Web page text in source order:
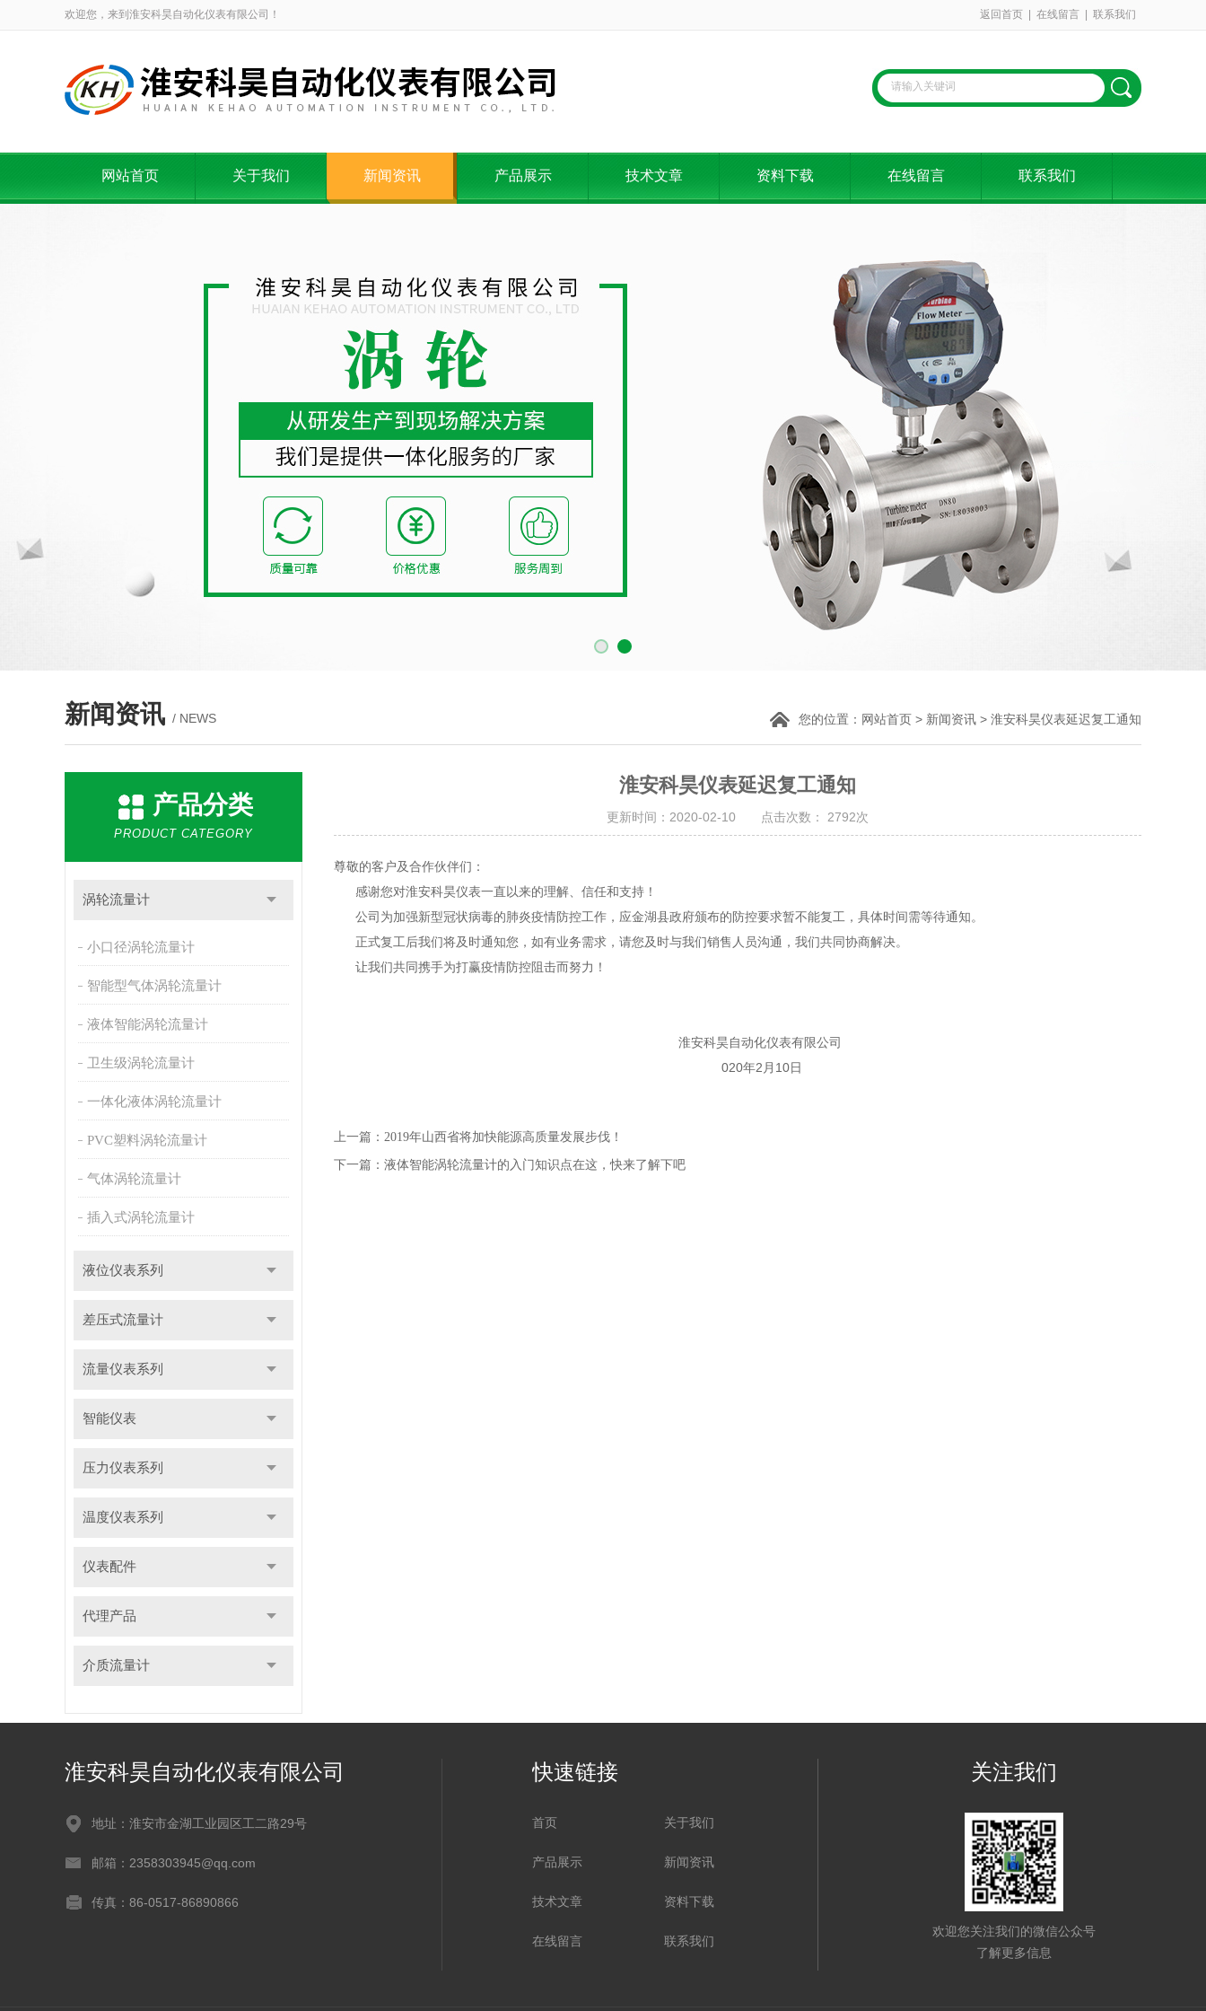
欢迎您，来到淮安科昊自动化仪表有限公司！ 返回首页 在线留言 联系我们
网站首页 关于我们 新闻资讯 产品展示 技术文章 资料下载 在线留言 联系我们
新闻资讯 / NEWS 您的位置： 网站首页 > 新闻资讯 > 淮安科昊仪表延迟复工通知
产品分类
PRODUCT CATEGORY
涡轮流量计
小口径涡轮流量计
智能型气体涡轮流量计
液体智能涡轮流量计
卫生级涡轮流量计
一体化液体涡轮流量计
PVC塑料涡轮流量计
气体涡轮流量计
插入式涡轮流量计
液位仪表系列
差压式流量计
流量仪表系列
智能仪表
压力仪表系列
温度仪表系列
仪表配件
代理产品
介质流量计
淮安科昊仪表延迟复工通知
更新时间：2020-02-10 点击次数： 2792次
尊敬的客户及合作伙伴们：
感谢您对淮安科昊仪表一直以来的理解、信任和支持！
公司为加强新型冠状病毒的肺炎疫情防控工作，应金湖县政府颁布的防控要求暂不能复工，具体时间需等待通知。
正式复工后我们将及时通知您，如有业务需求，请您及时与我们销售人员沟通，我们共同协商解决。
让我们共同携手为打赢疫情防控阻击而努力！
淮安科昊自动化仪表有限公司
020年2月10日
上一篇： 2019年山西省将加快能源高质量发展步伐！
下一篇： 液体智能涡轮流量计的入门知识点在这，快来了解下吧
淮安科昊自动化仪表有限公司
地址：淮安市金湖工业园区工二路29号
邮箱：2358303945@qq.com
传真：86-0517-86890866
快速链接
首页 关于我们
产品展示 新闻资讯
技术文章 资料下载
在线留言 联系我们
关注我们
欢迎您关注我们的微信公众号
了解更多信息